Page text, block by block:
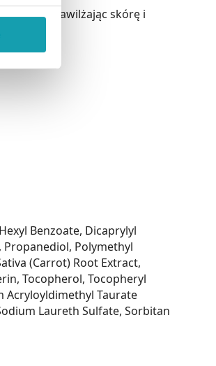
o
nawilżając skórę i
Benzoate, Dicaprylyl
Propanediol, Polymethyl
(Carrot) Root Extract,
Tocopherol, Tocopheryl
Acryloyldimethyl Taurate
Laureth Sulfate, Sorbitan